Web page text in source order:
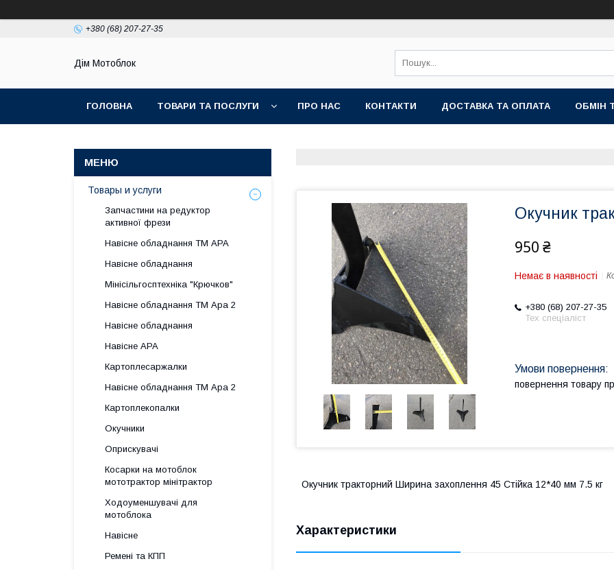
+380 (68) 207-27-35
Дім Мотоблок
ГОЛОВНА ТОВАРИ ТА ПОСЛУГИ ПРО НАС КОНТАКТИ ДОСТАВКА ТА ОПЛАТА ОБМІН
Окучник
950 ₴
Немає в наявності
+380 (68) 207-27-35
Тех спеціаліст
повернення товару
Окучник тракторний Ширина захоплення 45 Стійка 12*40 мм 7.5 кг
Характеристики
Товары и услуги
Запчастини на редуктор
активної фрези
Навісне обладнання ТМ АРА
Навісне обладнання
Мінісільгосптехніка "Крючков"
Навісне обладнання ТМ Ара 2
Навісне обладнання
Навісне АРА
Картоплесаржалки
Навісне обладнання ТМ Ара 2
Картоплекопалки
Окучники
Оприскувачі
Косарки на мотоблок
мототрактор мінітрактор
Ходоуменшувачі для
мотоблока
Навісне
Ремені та КПП